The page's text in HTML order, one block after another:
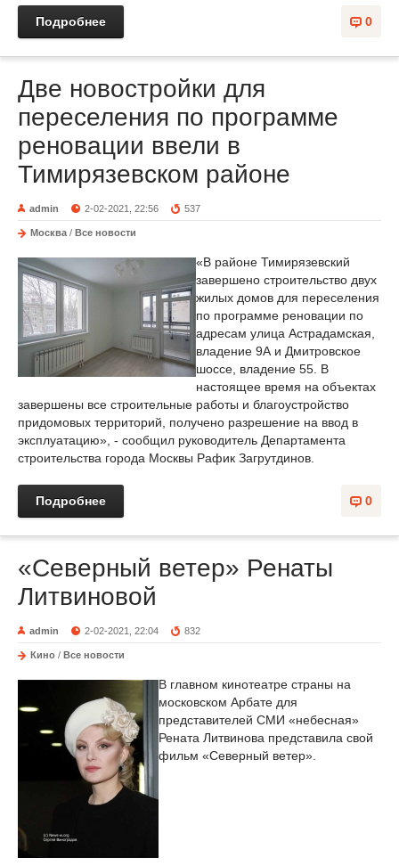
0
Подробнее
Две новостройки для
переселения по программе
реновации ввели в
Тимирязевском районе
admin 2-02-2021, 22:56 537
Москва / Все новости
«В районе Тимирязевский
завершено строительство двух
жилых домов для переселения
по программе реновации по
адресам улица Астрадамская,
владение 9А и Дмитровское
шоссе, владение 55. В
настоящее время на объектах
завершены все строительные работы и благоустройство
придомовых территорий, получено разрешение на ввод в
эксплуатацию», - сообщил руководитель Департамента
строительства города Москвы Рафик Загрутдинов.
0
Подробнее
«Северный ветер» Ренаты
Литвиновой
admin 2-02-2021, 22:04 832
Кино / Все новости
В главном кинотеатре страны на
московском Арбате для
представителей СМИ «небесная»
Рената Литвинова представила свой
фильм «Северный ветер».